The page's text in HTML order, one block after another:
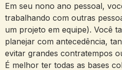
Em seu nono ano pessoal,
trabalhando com outras
um projeto em equipe). Você
planejar com antecedência,
evitar grandes contratempos
É melhor ter todas as bases